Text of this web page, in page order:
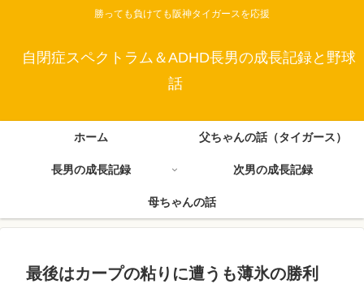
勝っても負けても阪神タイガースを応援
自閉症スペクトラム＆ADHD長男の成長記録と野球
話
ホーム 父ちゃんの話（タイガース）
長男の成長記録 次男の成長記録
母ちゃんの話
最後はカープの粘りに遭うも薄氷の勝利